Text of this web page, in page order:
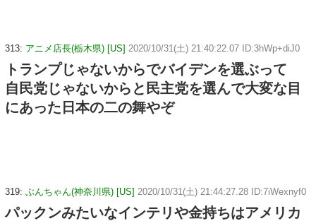
313: アニメ店長(栃木県) [US] 2020/10/31(土) 21:40:22.07 ID:3hWp+diJ0
トランプじゃないからでバイデンを選ぶって
自民党じゃないからと民主党を選んで大変な目
にあった日本の二の舞やぞ
319: ぶんちゃん(神奈川県) [US] 2020/10/31(土) 21:44:27.28 ID:7iWexnyf0
パックンみたいなインテリや金持ちはアメリカ